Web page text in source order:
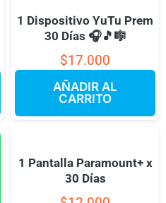
1 Dispositivo YuTu Prem
30 Días 🎧🎵🎼
$17.000
AÑADIR AL
CARRITO
1 Pantalla Paramount+ x
30 Días